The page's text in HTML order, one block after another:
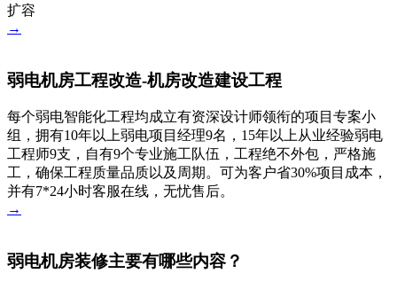
扩容
→
弱电机房工程改造-机房改造建设工程
每个弱电智能化工程均成立有资深设计师领衔的项目专案小
组，拥有10年以上弱电项目经理9名，15年以上从业经验弱电
工程师9支，自有9个专业施工队伍，工程绝不外包，严格施
工，确保工程质量品质以及周期。可为客户省30%项目成本，
并有7*24小时客服在线，无忧售后。
→
弱电机房装修主要有哪些内容？